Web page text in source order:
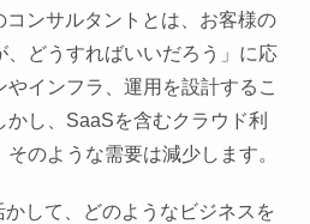
ンサルタントとは、お客様の
、どうすればいいだろう」に応
やインフラ、運用を設計するこ
し、SaaSを含むクラウド利
のような需要は減少します。
して、どのようなビジネスを